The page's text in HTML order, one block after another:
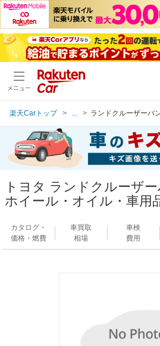
メニュー
楽天Carトップ ランドクルーザーバ
トヨタ ランドクルーザ
ホイール・オイル・車用
カタログ・
価格・燃費
車買取
相場
車検
費用